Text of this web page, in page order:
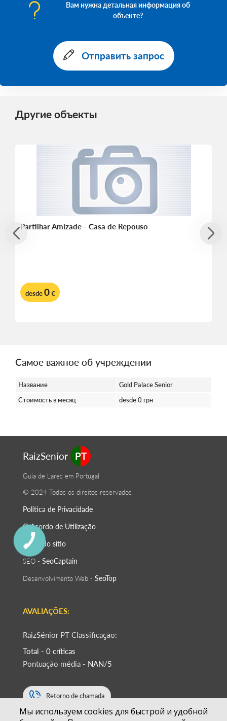
Вам нужна детальная информация об
объекте?
Отправить запрос
Другие объекты
Partilhar Amizade - Casa de Repouso
desde0€
Самое важное об учреждении
Название
Gold Palace Senior
Стоимость в месяц
desde 0 грн
RaizSenior PT
Guia de Lares em Portugal
© 2024 Todos os direitos reservados
Política de Privacidade
O Acordo de Utilização
Mapa do sítio
SEO - SeoСaptain
Desenvolvimento Web - SeoTop
AVALIAÇÕES:
RaizSénior PT Classificação:
Total - 0 críticas
Pontuação média - NAN/5
Retorno de chamada
Мы используем cookies для быстрой и удобной